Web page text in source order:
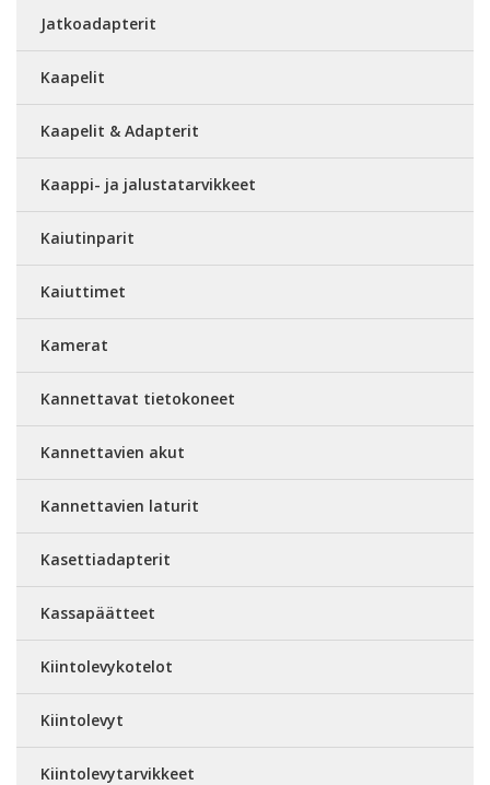
Jatkoadapterit
Kaapelit
Kaapelit & Adapterit
Kaappi- ja jalustatarvikkeet
Kaiutinparit
Kaiuttimet
Kamerat
Kannettavat tietokoneet
Kannettavien akut
Kannettavien laturit
Kasettiadapterit
Kassapäätteet
Kiintolevykotelot
Kiintolevyt
Kiintolevytarvikkeet